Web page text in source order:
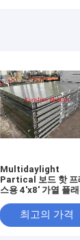
Multidaylight
Partical 보드 핫 프
스용 4'x8' 가열 플
최고의 가격